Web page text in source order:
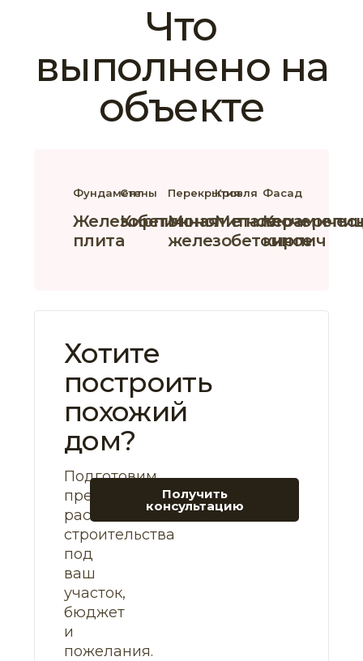
Что
выполнено на
объекте
Фундамент
Железобетонная
плита
Стены
Кирпич
Перекрытия
Монолитное
железобетонное
Кровля Фасад
кирпич
Хотите
построить
похожий
дом?
Подготовим
предварительный
расчет
строительства
под
ваш
участок,
бюджет
и
пожелания.
Получить
консультацию